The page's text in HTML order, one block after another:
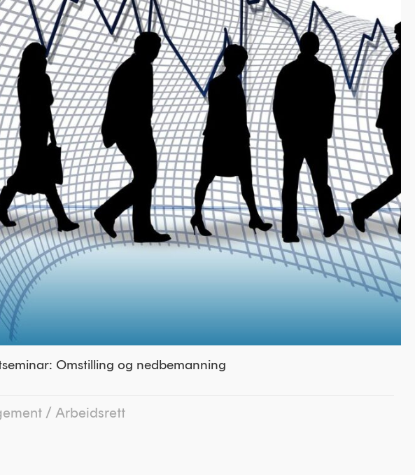
Omstilling og nedbemanning
/ Arbeidsrett